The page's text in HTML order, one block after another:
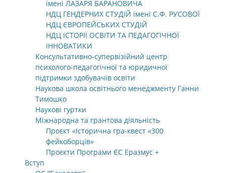
імені ЛАЗАРЯ БАРАНОВИЧА
НДЦ ГЕНДЕРНИХ СТУДІЙ імені С.Ф. РУСОВОЇ
НДЦ ЄВРОПЕЙСЬКИХ СТУДІЙ
НДЦ ІСТОРІЇ ОСВІТИ ТА ПЕДАГОГІЧНОЇ
ІННОВАТИКИ
Консультативно-супервізійний центр
психолого-педагогічної та юридичної
підтримки здобувачів освіти
Наукова школа освітнього менеджменту Ганни
Тимошко
Наукові гуртки
Міжнародна та грантова діяльність
Проєкт «Історична гра-квест «300
фейкоборців»
Проєкти Програми ЄС Еразмус +
Вступ